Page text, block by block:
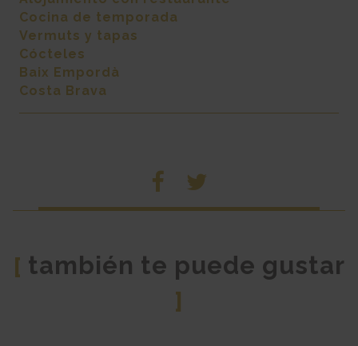
Cocina de temporada
Vermuts y tapas
Cócteles
Baix Empordà
Costa Brava
[ también te puede gustar
]